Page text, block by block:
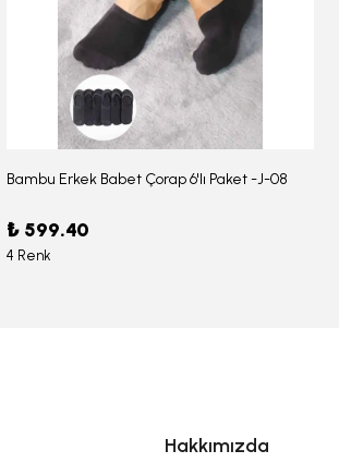
Bambu Erkek Babet Çorap 6'lı Paket -J-08
₺ 599.40
4 Renk
Hakkımızda